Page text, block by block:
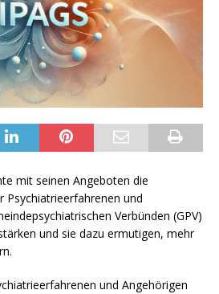
mit seinen Angeboten die
Psychiatrieerfahrenen und
Verbünden (GPV)
und sie dazu ermutigen, mehr
und Angehörigen